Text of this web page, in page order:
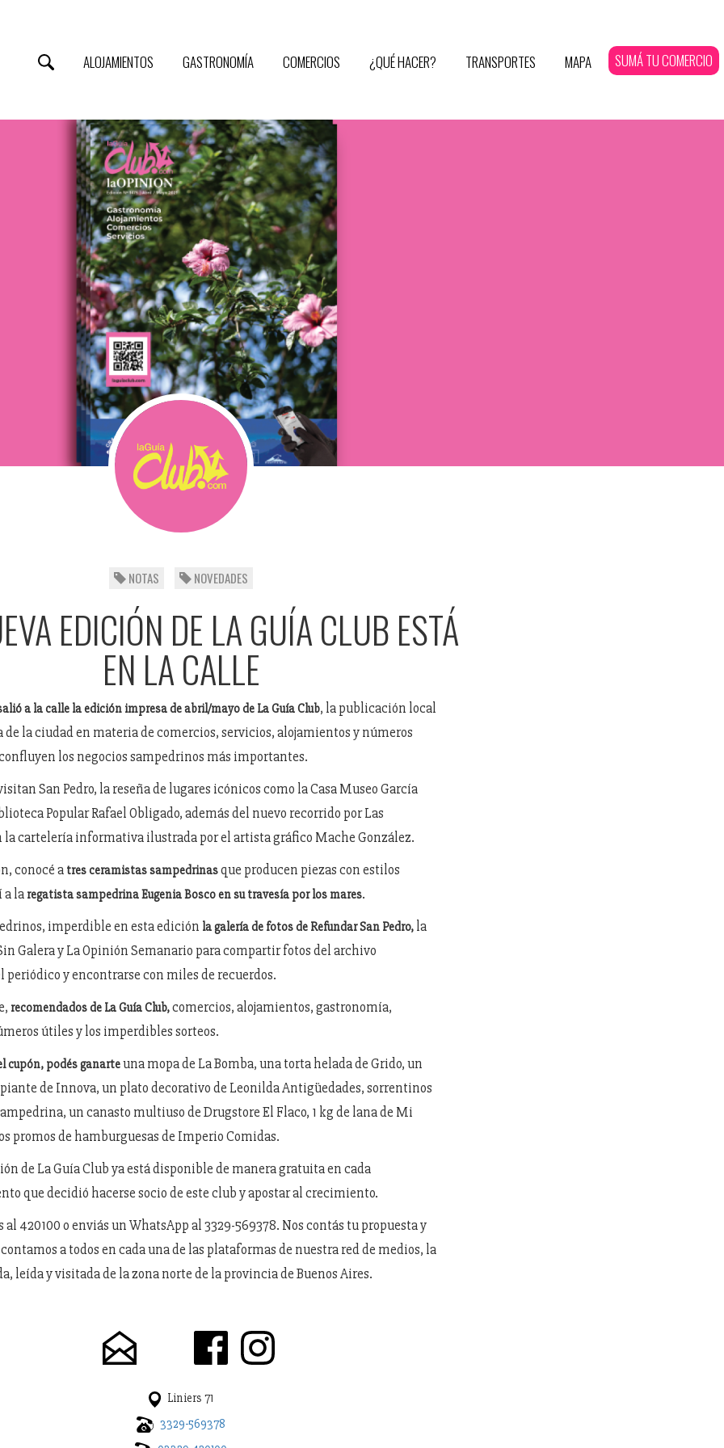
ALOJAMIENTOS GASTRONOMÍA COMERCIOS ¿QUÉ HACER? TRANSPORTES MAPA SUMÁ TU COMERCIO
NOTAS NOVEDADES
EDICIÓN DE LA GUÍA CLUB ESTÁ
EN LA CALLE
a la calle la edición impresa de abril/mayo de La Guía Club, la publicación local
de la ciudad en materia de comercios, servicios, alojamientos y números
los negocios sampedrinos más importantes.
San Pedro, la reseña de lugares icónicos como la Casa Museo García
Popular Rafael Obligado, además del nuevo recorrido por Las
la cartelería informativa ilustrada por el artista gráfico Mache González.
conocé a tres ceramistas sampedrinasque producen piezas con estilos
a la regatista sampedrina Eugenia Bosco en su travesía por los mares.
imperdible en esta edición la galería de fotos de Refundar San Pedro, la
Galera y La Opinión Semanario para compartir fotos del archivo
periódico y encontrarse con miles de recuerdos.
recomendados de La Guía Club,comercios, alojamientos, gastronomía,
útiles y los imperdibles sorteos.
cupón, podés ganarteuna mopa de La Bomba, una torta helada de Grido, un
de Innova, un plato decorativo de Leonilda Antigüedades, sorrentinos
un canasto multiuso de Drugstore El Flaco, 1 kg de lana de Mi
promos de hamburguesas de Imperio Comidas.
de La Guía Club ya está disponible de manera gratuita en cada
que decidió hacerse socio de este club y apostar al crecimiento.
al 420100 o enviás un WhatsApp al 3329-569378. Nos contás tu propuesta y
a todos en cada una de las plataformas de nuestra red de medios, la
leída y visitada de la zona norte de la provincia de Buenos Aires.
Liniers 71
3329-569378